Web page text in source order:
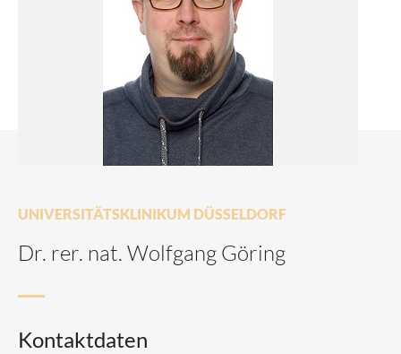
UNIVERSITÄTSKLINIKUM DÜSSELDORF
Dr. rer. nat. Wolfgang Göring
Kontaktdaten